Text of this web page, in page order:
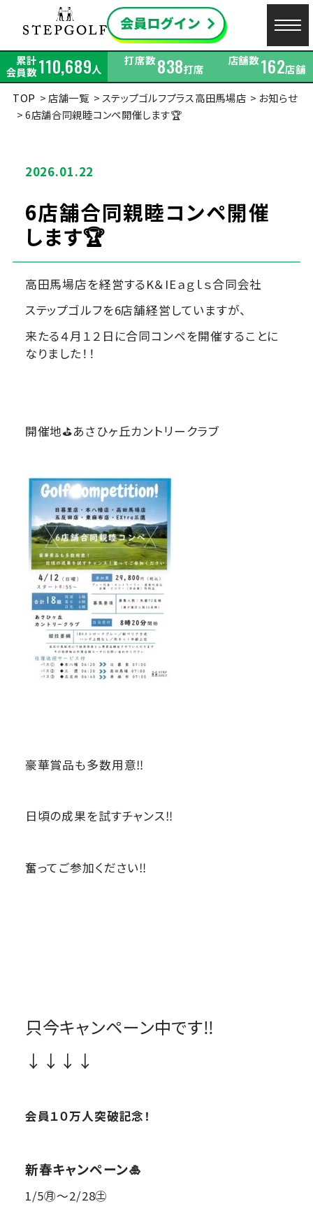
累計
会員数110,689人
打席数838打席
店舗数162店舗
TOP
店舗一覧 ステップゴルフプラス高田馬場店
お知らせ
6店舗合同親睦コンペ開催します🏆
2026.01.22
6店舗合同親睦コンペ開催
します🏆
高田馬場店を経営するK＆IEａｇｌｓ合同会社
ステップゴルフを6店舗経営していますが、
来たる４月１２日に合同コンペを開催することに
なりました！！
開催地⛳あさひヶ丘カントリークラブ
豪華賞品も多数用意‼
日頃の成果を試すチャンス‼
奮ってご参加ください‼
只今キャンペーン中です‼
↓↓↓↓
会員１０万人突破記念！
新春キャンペーン🎍
1/5㊊～2/28㊏